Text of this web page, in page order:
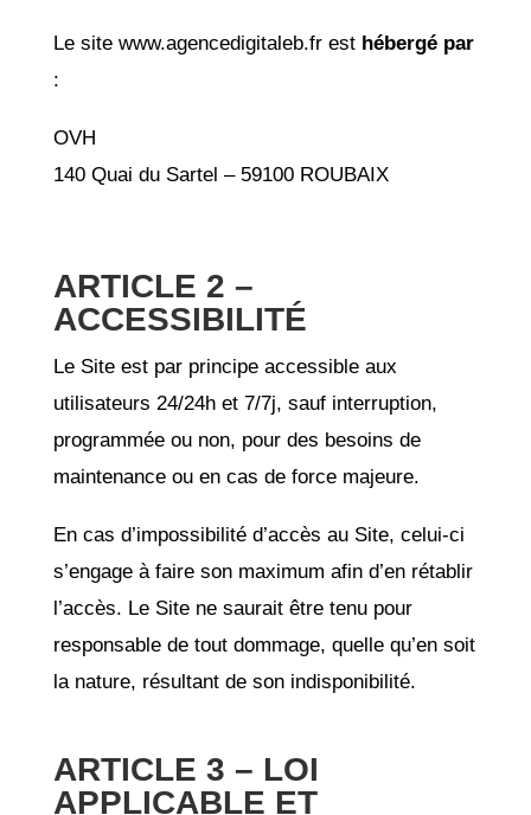
Le site www.agencedigitaleb.fr est hébergé par
:
OVH
140 Quai du Sartel – 59100 ROUBAIX
ARTICLE 2 –
ACCESSIBILITÉ
Le Site est par principe accessible aux
utilisateurs 24/24h et 7/7j, sauf interruption,
programmée ou non, pour des besoins de
maintenance ou en cas de force majeure.
En cas d’impossibilité d’accès au Site, celui-ci
s’engage à faire son maximum afin d’en rétablir
l’accès. Le Site ne saurait être tenu pour
responsable de tout dommage, quelle qu’en soit
la nature, résultant de son indisponibilité.
ARTICLE 3 – LOI
APPLICABLE ET